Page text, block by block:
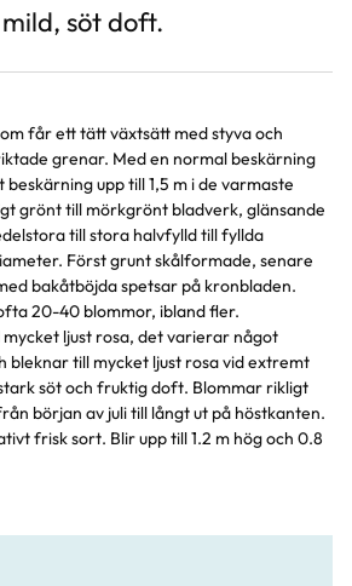
söt doft.
får ett tätt växtsätt med styva och
grenar. Med en normal beskärning
beskärning upp till 1,5 m i de varmaste
grönt till mörkgrönt bladverk, glänsande
till stora halvfylld till fyllda
Först grunt skålformade, senare
bakåtböjda spetsar på kronbladen.
20-40 blommor, ibland fler.
ljust rosa, det varierar något
bleknar till mycket ljust rosa vid extremt
söt och fruktig doft. Blommar rikligt
början av juli till långt ut på höstkanten.
frisk sort. Blir upp till 1.2 m hög och 0.8